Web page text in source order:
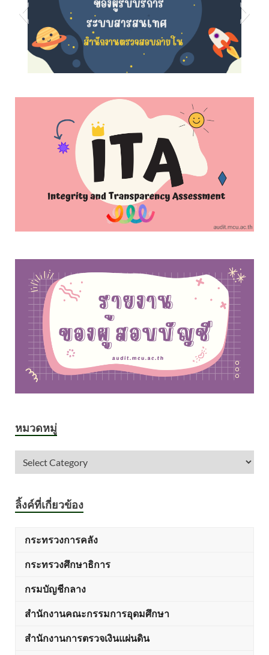
s7
หมวดหมู่
ลิ้งค์ที่เกี่ยวข้อง
กระทรวงการคลัง
กระทรวงศึกษาธิการ
กรมบัญชีกลาง
สำนักงานคณะกรรมการอุดมศึกษา
สำนักงานการตรวจเงินแผ่นดิน